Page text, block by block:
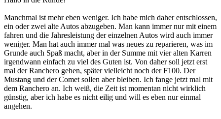
Manchmal ist mehr eben weniger. Ich habe mich daher entschlossen,
ein oder zwei alte Autos abzugeben. Man kann immer nur mit einem
fahren und die Jahresleistung der einzelnen Autos wird auch immer
weniger. Man hat auch immer mal was neues zu reparieren, was im
Grunde auch Spaß macht, aber in der Summe mit vier alten Karren
irgendwann einfach zu viel des Guten ist. Von daher soll jetzt erst
mal der Ranchero gehen, später vielleicht noch der F100. Der
Mustang und der Comet sollen aber bleiben. Ich fange jetzt mal mit
dem Ranchero an. Ich weiß, die Zeit ist momentan nicht wirklich
günstig, aber ich habe es nicht eilig und will es eben nur einmal
angehen.